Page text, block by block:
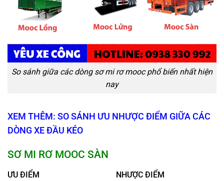
So sánh giữa các dòng sơ mi rơ mooc phổ biến nhất hiện
nay
XEM THÊM: SO SÁNH ƯU NHƯỢC ĐIỂM GIỮA CÁC
DÒNG XE ĐẦU KÉO
SƠ MI RƠ MOOC SÀN
ƯU ĐIỂM NHƯỢC ĐIỂM